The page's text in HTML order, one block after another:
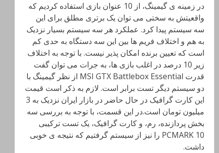
در زمینه ی گیمینگ، از 10 عنوان بازی استفاده کردیم که
واقعیتش به سختی می توان یک برتری مطلق برای این
سه سیستم پیدا کرد. عملکرد هر سه سیستم بسیار نزدیک
به هم و اختلاف فریم ها بین این سه دستگاه به حدی کم
است که تعیین برنده امکان پذیر نیست. با توجه به اختلاف
زیر 10 درصد در اغلب بازی ها، به جرات می توان گفت
قدرت MSI GTX Battlebox Essential از نظر گیمینگ با
دو سیستم دیگر تست برابر است. لازم به ذکر است قیمت
این کارت گرافیک در حال حاضر در بازار ایران نزدیک به 3
میلیون تومان است.در این قسمت، با توجه به بررسی سه
بخش پردازنده، رم، و کارت گرافیک، یک تست ترکیبی
PCMARK 10 را نیز از سیستم گرفتیم که نتیجه ی خوبی
داشت.